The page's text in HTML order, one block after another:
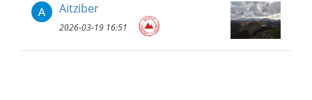
Aitziber
2026-03-19 16:51